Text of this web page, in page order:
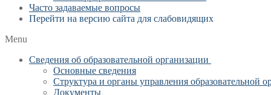
Часто задаваемые вопросы
Перейти на версию сайта для слабовидящих
Menu
Сведения об образовательной организации
Основные сведения
Структура и органы управления образовательной
Документы